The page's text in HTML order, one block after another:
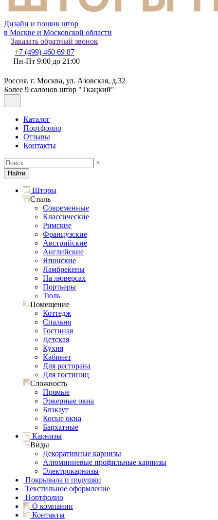
Дизайн и пошив штор
в Москве и Московской области
Заказать обратный звонок
+7 (499) 460 69 87
Пн-Пт 9:00 до 21:00
Россия, г. Москва, ул. Азовская, д.32
Более 9 салонов штор "Ткацкий"
Каталог
Портфолио
Отзывы
Контакты
×
Найти
Шторы
Стиль
Современные
Классические
Римские
Французские
Австрийские
Английские
Японские
Ламбрекены
На люверсах
Портьеры
Тюль
Помещение
Коттедж
Спальня
Гостиная
Детская
Кухня
Кабинет
Для ресторана
Для гостиниц
Сложность
Прямые
Эркерные окна
Блэкаут
Косые окна
Бархатные
Карнизы
Виды
Декоративные карнизы
Алюминиевые профильные карнизы
Электрокарнизы
Покрывала и подушки
Текстильное оформление
Портфолио
О компании
Контакты